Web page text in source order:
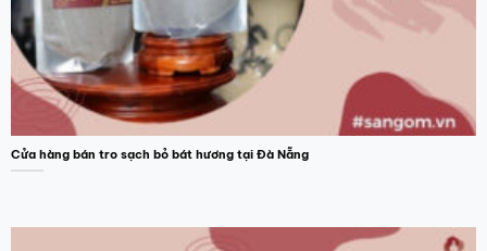
Cửa hàng bán tro sạch bỏ bát hương tại Đà Nẵng